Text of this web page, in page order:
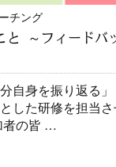
チング
と ～フィードバ
自身を振り返る
した研修を担当
者の皆 …